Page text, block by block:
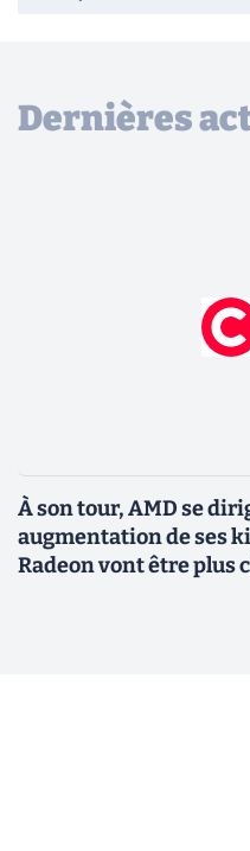
Dernières
À son tour, AMD se
augmentation de ses
Radeon vont être plus